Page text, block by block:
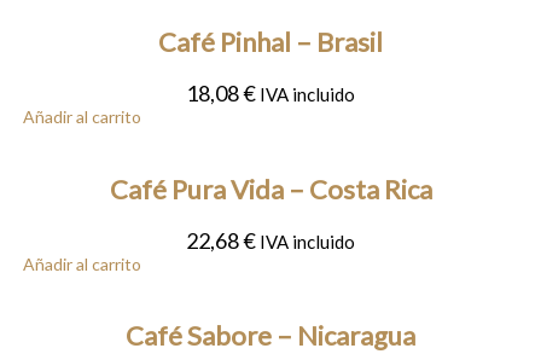
Café Pinhal – Brasil
18,08€ IVA incluido
Añadir al carrito
Café Pura Vida – Costa Rica
22,68€ IVA incluido
Añadir al carrito
Café Sabore – Nicaragua